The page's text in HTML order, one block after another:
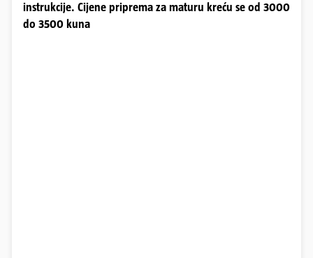
instrukcije. Cijene priprema za maturu kreću se od 3000
do 3500 kuna